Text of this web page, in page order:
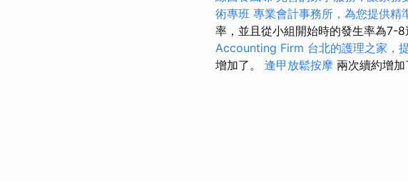
術專班 專業會計事務所，為您提供精
率，並且從小組開始時的發生率為7-8
Accounting Firm 台北的護理之家，
增加了。 逢甲放鬆按摩 兩次續約增加